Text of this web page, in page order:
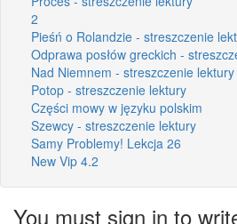
2
Pieśń o Rolandzie - streszczenie
Odprawa posłów greckich -
Nad Niemnem - streszczenie lektury
Potop - streszczenie lektury
Części mowy w języku polskim
Szewcy - streszczenie lektury
Samy Problemy! Lekcja 26
New Vip 4.2
You must sign in to